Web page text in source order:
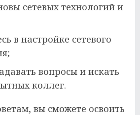
сетевых технологий и
в настройке сетевого
вопросы и искать
коллег.
вы сможете освоить